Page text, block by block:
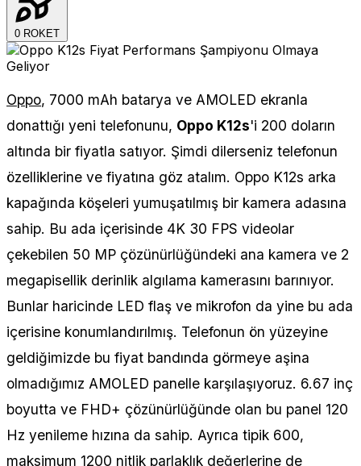
0 ROKET
Oppo, 7000 mAh batarya ve AMOLED ekranla
donattığı yeni telefonunu, Oppo K12s'i 200 doların
altında bir fiyatla satıyor. Şimdi dilerseniz telefonun
özelliklerine ve fiyatına göz atalım. Oppo K12s arka
kapağında köşeleri yumuşatılmış bir kamera adasına
sahip. Bu ada içerisinde 4K 30 FPS videolar
çekebilen 50 MP çözünürlüğündeki ana kamera ve 2
megapisellik derinlik algılama kamerasını barınıyor.
Bunlar haricinde LED flaş ve mikrofon da yine bu ada
içerisine konumlandırılmış. Telefonun ön yüzeyine
geldiğimizde bu fiyat bandında görmeye aşina
olmadığımız AMOLED panelle karşılaşıyoruz. 6.67 inç
boyutta ve FHD+ çözünürlüğünde olan bu panel 120
Hz yenileme hızına da sahip. Ayrıca tipik 600,
maksimum 1200 nitlik parlaklık değerlerine de